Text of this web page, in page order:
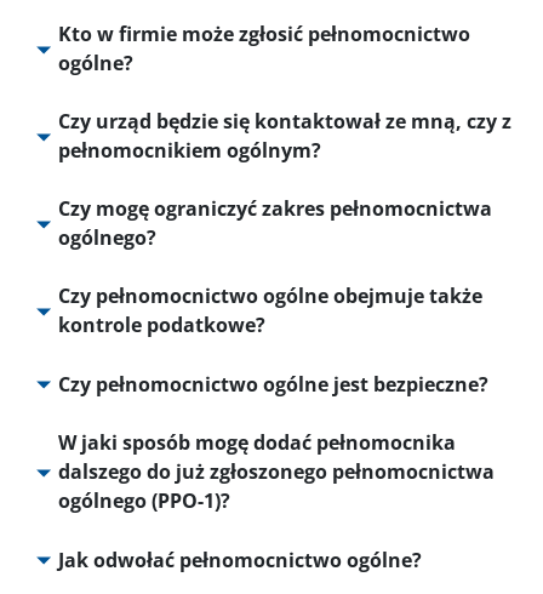
Kto w firmie może zgłosić pełnomocnictwo
ogólne?
Czy urząd będzie się kontaktował ze mną, czy z
pełnomocnikiem ogólnym?
Czy mogę ograniczyć zakres pełnomocnictwa
ogólnego?
Czy pełnomocnictwo ogólne obejmuje także
kontrole podatkowe?
Czy pełnomocnictwo ogólne jest bezpieczne?
W jaki sposób mogę dodać pełnomocnika
dalszego do już zgłoszonego pełnomocnictwa
ogólnego (PPO-1)?
Jak odwołać pełnomocnictwo ogólne?